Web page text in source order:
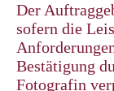
Der
sofern die
Bestätigung
Fotografin